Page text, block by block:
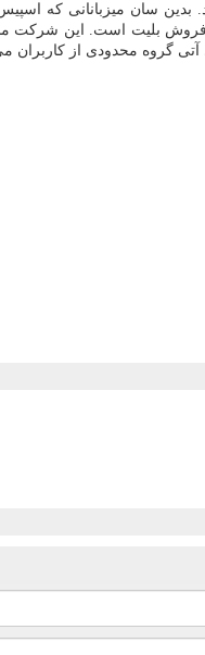
سان میزبانانی که
فروش بلیت است. این
گروه محدودی از کاربران